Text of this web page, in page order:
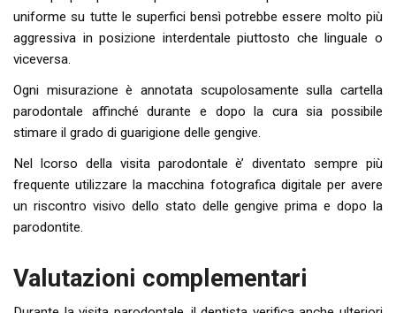
uniforme su tutte le superfici bensì potrebbe essere molto più
aggressiva in posizione interdentale piuttosto che linguale o
viceversa.
Ogni misurazione è annotata scupolosamente sulla cartella
parodontale affinché durante e dopo la cura sia possibile
stimare il grado di guarigione delle gengive.
Nel lcorso della visita parodontale è’ diventato sempre più
frequente utilizzare la macchina fotografica digitale per avere
un riscontro visivo dello stato delle gengive prima e dopo la
parodontite.
Valutazioni complementari